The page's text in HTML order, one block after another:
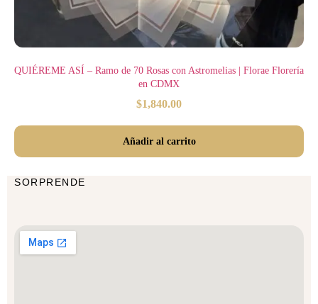
QUIÉREME ASÍ – Ramo de 70 Rosas con Astromelias | Florae Florería
en CDMX
$1,840.00
Añadir al carrito
SORPRENDE